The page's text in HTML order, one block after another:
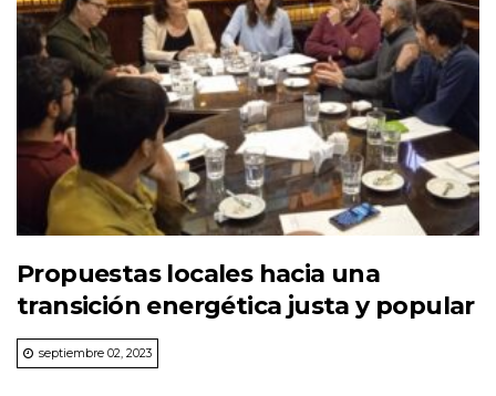
Propuestas locales hacia una
transición energética justa y popular
septiembre 02, 2023